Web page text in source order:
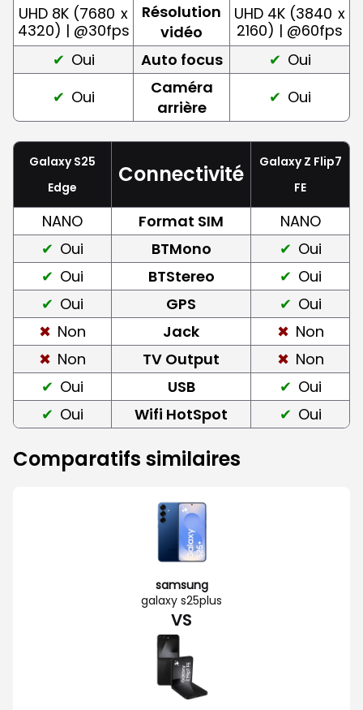
UHD 8K (7680 x
4320) | @30fps
Résolution
vidéo
UHD 4K (3840 x
2160) | @60fps
Oui
Auto focus
Oui
Oui
Caméra
arrière
Oui
Galaxy S25
Edge
Connectivité
Galaxy Z Flip7
FE
NANO Format SIM
NANO
Oui
BTMono
Oui
Oui
BTStereo
Oui
Oui
GPS
Oui
Non
Jack
Non
Non
TV Output
Non
Oui
USB
Oui
Oui
Wifi HotSpot Oui
Comparatifs similaires
samsung
galaxy s25plus
VS